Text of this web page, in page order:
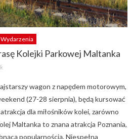
Wydarzenia
Kolejki Parkowej Maltanka
wagon z napędem motorowym,
(27-28 sierpnia), będą kursować
dla miłośników kolei, zarówno
Maltanka to znana atrakcja Poznania,
popularnością. Niespełna